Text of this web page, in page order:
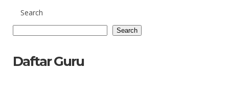
Search
Search
Daftar Guru